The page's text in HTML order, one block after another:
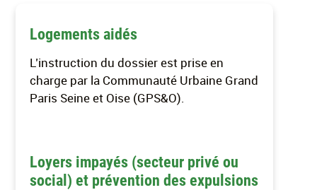
Logements aidés
L’instruction du dossier est prise en
charge par la Communauté Urbaine Grand
Paris Seine et Oise (GPS&O).
Loyers impayés (secteur privé ou
social) et prévention des expulsions